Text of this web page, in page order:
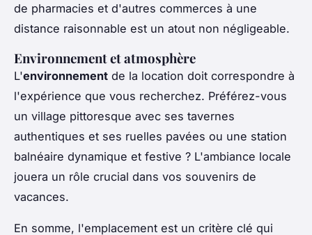
de pharmacies et d'autres commerces à une
distance raisonnable est un atout non négligeable.
Environnement et atmosphère
L'environnement de la location doit correspondre à
l'expérience que vous recherchez. Préférez-vous
un village pittoresque avec ses tavernes
authentiques et ses ruelles pavées ou une station
balnéaire dynamique et festive ? L'ambiance locale
jouera un rôle crucial dans vos souvenirs de
vacances.
En somme, l'emplacement est un critère clé qui